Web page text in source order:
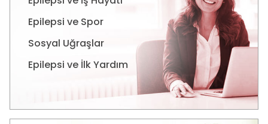
Epilepsi ve Spor
Sosyal Uğraşlar
Epilepsi ve İlk Yardım